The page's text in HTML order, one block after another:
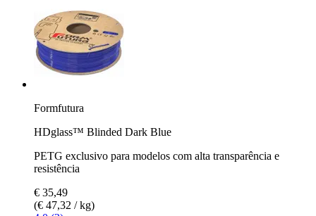
Formfutura
HDglass™ Blinded Dark Blue
PETG exclusivo para modelos com alta transparência e
resistência
€ 35,49
(€ 47,32 / kg)